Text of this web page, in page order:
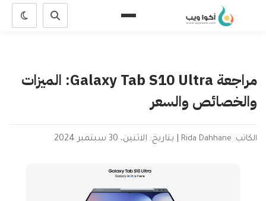
مراجعة Galaxy Tab S10 Ultra: الميزات
والخصائص والسعر
الكاتب: Rida Dahhane بتاريخ: الاثنين، 30 سبتمبر 2024